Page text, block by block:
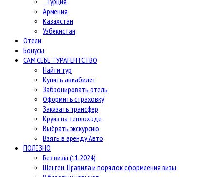
Армения
Казахстан
Узбекистан
Отели
Бонусы
САМ СЕБЕ ТУРАГЕНТСТВО
Найти тур
Купить авиабилет
Забронировать отель
Оформить страховку
Заказать трансфер
Круиз на теплоходе
Выбрать экскурсию
Взять в аренду Авто
ПОЛЕЗНО
Без визы (11.2024)
Шенген. Правила и порядок оформления визы